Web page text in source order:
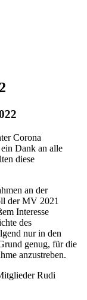
Corona
Dank an alle
diese
an der
der MV 2021
Interesse
des
nur in den
genug, für die
anzustreben.
Rudi